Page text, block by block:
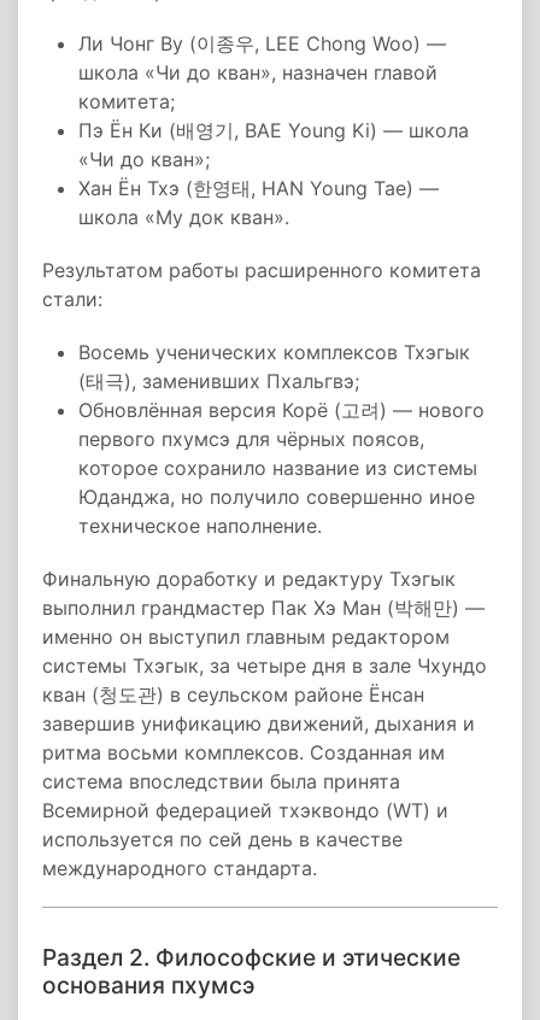
Ли Чонг Ву (이종우, LEE Chong Woo) —
школа «Чи до кван», назначен главой
комитета;
Пэ Ён Ки (배영기, BAE Young Ki) — школа
«Чи до кван»;
Хан Ён Тхэ (한영태, HAN Young Tae) —
школа «Му док кван».
Результатом работы расширенного комитета
стали:
Восемь ученических комплексов Тхэгык
(태극), заменивших Пхальгвэ;
Обновлённая версия Корё (고려) — нового
первого пхумсэ для чёрных поясов,
которое сохранило название из системы
Юданджа, но получило совершенно иное
техническое наполнение.
Финальную доработку и редактуру Тхэгык
выполнил грандмастер Пак Хэ Ман (박해만) —
именно он выступил главным редактором
системы Тхэгык, за четыре дня в зале Чхундо
кван (청도관) в сеульском районе Ёнсан
завершив унификацию движений, дыхания и
ритма восьми комплексов. Созданная им
система впоследствии была принята
Всемирной федерацией тхэквондо (WT) и
используется по сей день в качестве
международного стандарта.
Раздел 2. Философские и этические
основания пхумсэ